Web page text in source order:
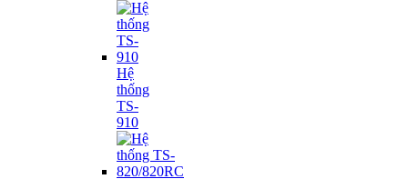
Hệ
thống
TS-
910